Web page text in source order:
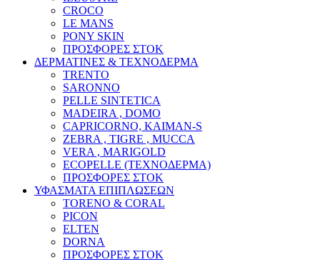
CROCO
LE MANS
PONY SKIN
ΠΡΟΣΦΟΡΕΣ ΣΤΟΚ
ΔΕΡΜΑΤΙΝΕΣ & ΤΕΧΝΟΔΕΡΜΑ
TRENTO
SARONNO
PELLE SINTETICA
MADEIRA , DOMO
CAPRICORNO, KAIMAN-S
ZEBRA , TIGRE , MUCCA
VERA , MARIGOLD
ECOPELLE (ΤΕΧΝΟΔΕΡΜΑ)
ΠΡΟΣΦΟΡΕΣ ΣΤΟΚ
ΥΦΑΣΜΑΤΑ ΕΠΙΠΛΩΣΕΩΝ
TORENO & CORAL
PICON
ELTEN
DORNA
ΠΡΟΣΦΟΡΕΣ ΣΤΟΚ